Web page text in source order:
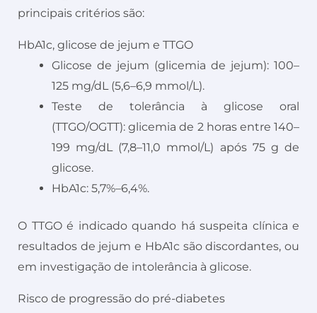
principais critérios são:
HbA1c, glicose de jejum e TTGO
Glicose de jejum (glicemia de jejum): 100–
125 mg/dL (5,6–6,9 mmol/L).
Teste de tolerância à glicose oral
(TTGO/OGTT): glicemia de 2 horas entre 140–
199 mg/dL (7,8–11,0 mmol/L) após 75 g de
glicose.
HbA1c: 5,7%–6,4%.
O TTGO é indicado quando há suspeita clínica e
resultados de jejum e HbA1c são discordantes, ou
em investigação de intolerância à glicose.
Risco de progressão do pré-diabetes